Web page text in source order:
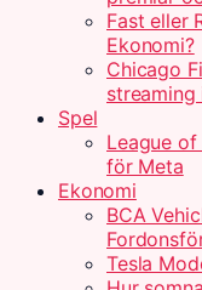
Fast eller
Ekonomi?
Chicago
streaming
Spel
League
för Meta
Ekonomi
BCA
Tesla